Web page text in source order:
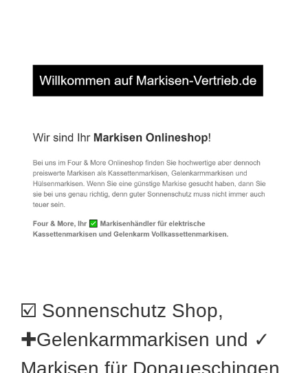
☑️ Sonnenschutz Shop,
✚Gelenkarmmarkisen und ✓
Markisen für Donaueschingen